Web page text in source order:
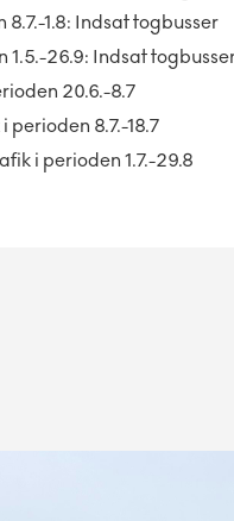
1.8: Indsat togbusser
26.9: Indsat
20.6.-8.7
8.7.-18.7
i perioden 1.7.-29.8